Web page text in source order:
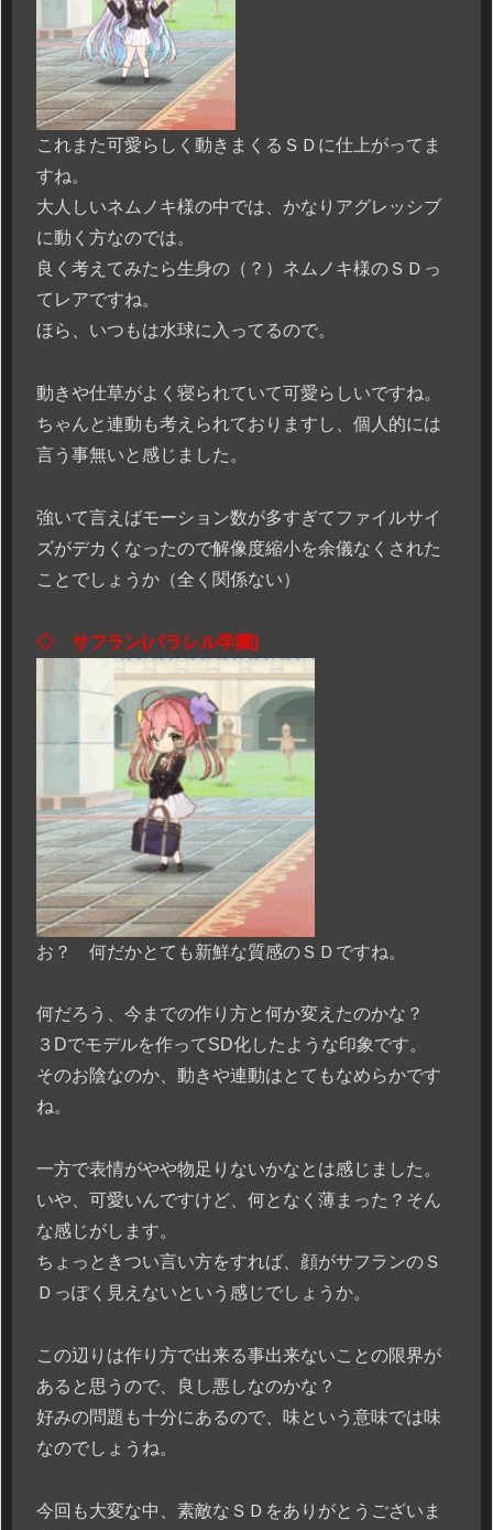
これまた可愛らしく動きまくるＳＤに仕上がってま
すね。
大人しいネムノキ様の中では、かなりアグレッシブ
に動く方なのでは。
良く考えてみたら生身の（？）ネムノキ様のＳＤっ
てレアですね。
ほら、いつもは水球に入ってるので。
動きや仕草がよく寝られていて可愛らしいですね。
ちゃんと連動も考えられておりますし、個人的には
言う事無いと感じました。
強いて言えばモーション数が多すぎてファイルサイ
ズがデカくなったので解像度縮小を余儀なくされた
ことでしょうか（全く関係ない）
◇ サフラン(パラレル学園)
お？ 何だかとても新鮮な質感のＳＤですね。
何だろう、今までの作り方と何か変えたのかな？
３Dでモデルを作ってSD化したような印象です。
そのお陰なのか、動きや連動はとてもなめらかです
ね。
一方で表情がやや物足りないかなとは感じました。
いや、可愛いんですけど、何となく薄まった？そん
な感じがします。
ちょっときつい言い方をすれば、顔がサフランのＳ
Ｄっぽく見えないという感じでしょうか。
この辺りは作り方で出来る事出来ないことの限界が
あると思うので、良し悪しなのかな？
好みの問題も十分にあるので、味という意味では味
なのでしょうね。
今回も大変な中、素敵なＳＤをありがとうございま